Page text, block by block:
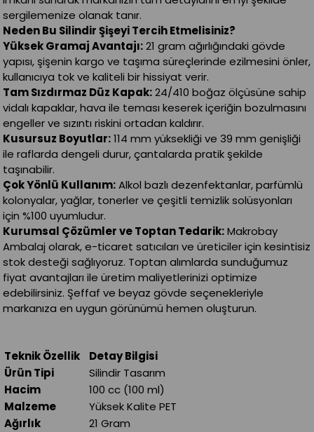
sergilemenize olanak tanır.
Neden Bu Silindir Şişeyi Tercih Etmelisiniz?
Yüksek Gramaj Avantajı:21 gram ağırlığındaki gövde
yapısı, şişenin kargo ve taşıma süreçlerinde ezilmesini önler,
kullanıcıya tok ve kaliteli bir hissiyat verir.
Tam Sızdırmaz Düz Kapak:24/410 boğaz ölçüsüne sahip
vidalı kapaklar, hava ile teması keserek içeriğin bozulmasını
engeller ve sızıntı riskini ortadan kaldırır.
Kusursuz Boyutlar:114 mm yüksekliği ve 39 mm genişliği
ile raflarda dengeli durur, çantalarda pratik şekilde
taşınabilir.
Çok Yönlü Kullanım:Alkol bazlı dezenfektanlar, parfümlü
kolonyalar, yağlar, tonerler ve çeşitli temizlik solüsyonları
için %100 uyumludur.
Kurumsal Çözümler ve Toptan Tedarik:Makrobay
Ambalaj olarak, e-ticaret satıcıları ve üreticiler için kesintisiz
stok desteği sağlıyoruz. Toptan alımlarda sunduğumuz
fiyat avantajları ile üretim maliyetlerinizi optimize
edebilirsiniz. Şeffaf ve beyaz gövde seçenekleriyle
markanıza en uygun görünümü hemen oluşturun.
Teknik Özellik
Detay Bilgisi
Ürün Tipi
Silindir Tasarım
Hacim
100 cc (100 ml)
Malzeme
Yüksek Kalite PET
Ağırlık
21 Gram